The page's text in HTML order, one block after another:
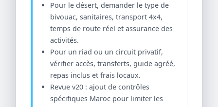
Pour le désert, demander le type de
bivouac, sanitaires, transport 4x4,
temps de route réel et assurance des
activités.
Pour un riad ou un circuit privatif,
vérifier accès, transferts, guide agréé,
repas inclus et frais locaux.
Revue v20 : ajout de contrôles
spécifiques Maroc pour limiter les